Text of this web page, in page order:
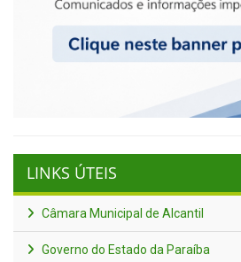
LINKS ÚTEIS
Câmara Municipal de Alcantil
Governo do Estado da Paraíba